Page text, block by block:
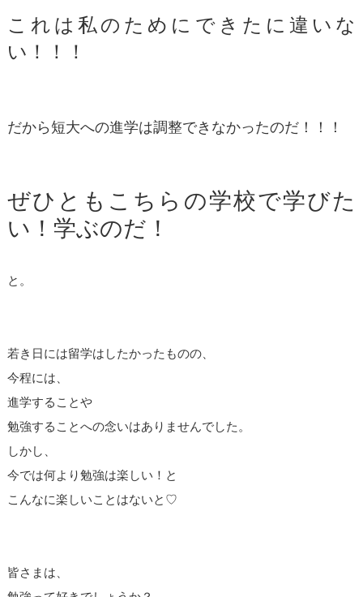
これは私のためにできたに違いな
い！！！
だから短大への進学は調整できなかったのだ！！！
ぜひともこちらの学校で学びた
い！学ぶのだ！
と。
若き日には留学はしたかったものの、
今程には、
進学することや
勉強することへの念いはありませんでした。
しかし、
今では何より勉強は楽しい！と
こんなに楽しいことはないと♡
皆さまは、